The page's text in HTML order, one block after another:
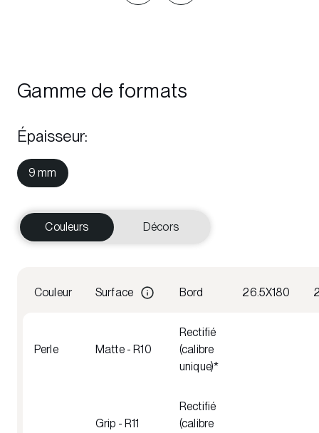
Gamme de formats
Épaisseur:
9 mm
Couleurs Décors
Couleur Surface Bord 26.5X180
Perle Matte - R10
Rectifié
(calibre
unique)*
Grip - R11
Rectifié
(calibre